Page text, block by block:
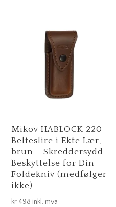
Mikov HABLOCK 220
Belteslire i Ekte Lær,
brun – Skreddersydd
Beskyttelse for Din
Foldekniv (medfølger
ikke)
kr 498 inkl. mva